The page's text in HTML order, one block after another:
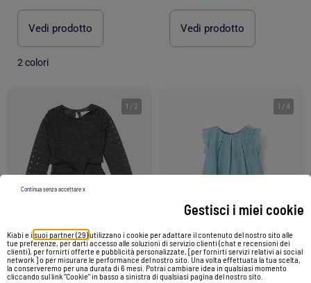
Gestisci i miei cookie
Kiabi e i suoi partner (29)utilizzano i cookie per adattare il contenuto del nostro sito alle
tue preferenze, per darti accesso alle soluzioni di servizio clienti (chat e recensioni dei
clienti), per fornirti offerte e pubblicità personalizzate, [per fornirti servizi relativi ai social
network ] o per misurare le performance del nostro sito. Una volta effettuata la tua scelta,
la conserveremo per una durata di 6 mesi. Potrai cambiare idea in qualsiasi momento
cliccando sul link "Cookie" in basso a sinistra di qualsiasi pagina del nostro sito.
Continua senza accettare x
Vedi prodotto
2 colori
Vedi prodotto
1 / 2
-26%
1 /4
-33%